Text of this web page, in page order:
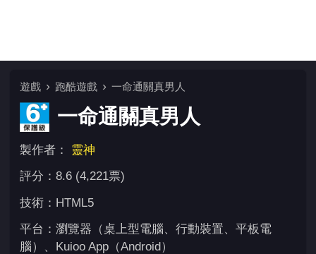
遊戲 跑酷遊戲 一命通關真男人
一命通關真男人
製作者： 靈神
評分：8.6 (4,221票)
技術：HTML5
平台：瀏覽器（桌上型電腦、行動裝置、平板電
腦）、Kuioo App（Android）